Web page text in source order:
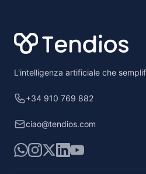
L'intelligenza artificiale che
+34 910 769 882
ciao@tendios.com
WhatsApp
Instagram
X LinkedIn
YouTube